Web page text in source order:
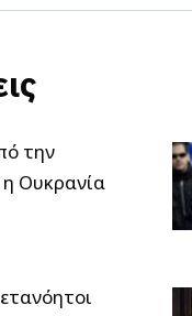
την
Ουκρανία